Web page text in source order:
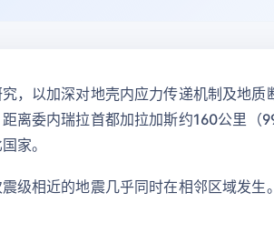
，以加深对地壳内应力传递机制及地
离委内瑞拉首都加拉加斯约160公里
家。
级相近的地震几乎同时在相邻区域发